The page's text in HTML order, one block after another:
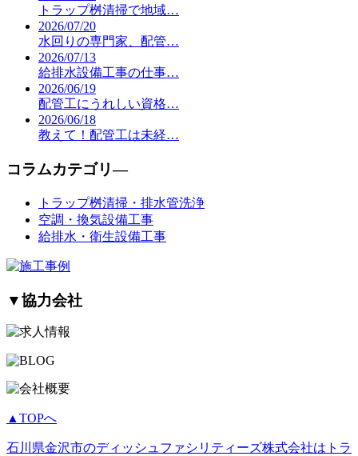
トラップ桝清掃で地域…
2026/07/20
水回りの専門家、配管…
2026/07/13
給排水設備工事の仕事…
2026/06/19
配管工にうれしい資格…
2026/06/18
教えて！配管工は未経…
コラムカテゴリ―
トラップ桝清掃・排水管洗浄
空調・換気設備工事
給排水・衛生設備工事
▼協力会社
▲TOPへ
石川県金沢市のディッシュファシリティーズ株式会社はトラ